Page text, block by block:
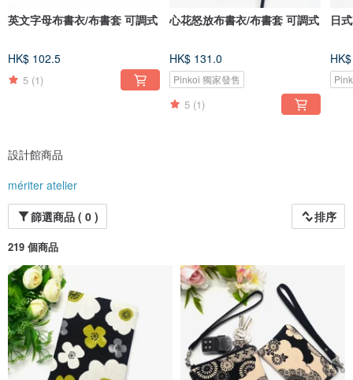
英文字母布書衣/布書套 可調式
HK$ 102.5
5 (1)
心花怒放布書衣/布書套 可調式
HK$ 131.0
Pinkoi 獨家發售
5 (1)
日
設計館商品
mériter atelier
篩選商品 ( 0 )
排序
219 個商品